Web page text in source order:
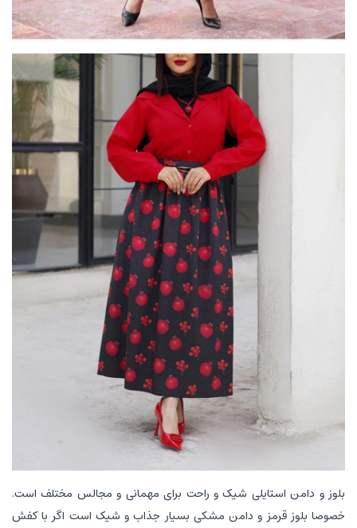
بلوز و دامن استایلی شیک و راحت برای مهمانی و مجالس مختلف است.
خصوصا بلوز قرمز و دامن مشکی بسیار جذاب و شیک است اگر با کفش